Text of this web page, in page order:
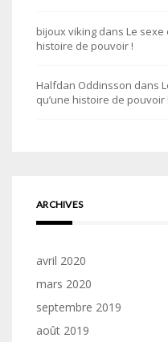
bijoux viking dans Le sexe
histoire de pouvoir !
Halfdan Oddinsson dans
qu’une histoire de pouvoir !
ARCHIVES
avril 2020
mars 2020
septembre 2019
août 2019